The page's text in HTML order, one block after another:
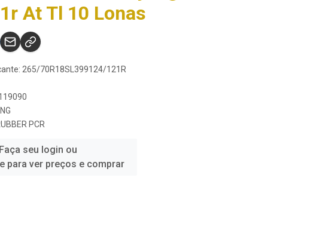
At Tl 10 Lonas
265/70R18SL399124/121R
PCR
Faça seu login ou
para ver preços e comprar